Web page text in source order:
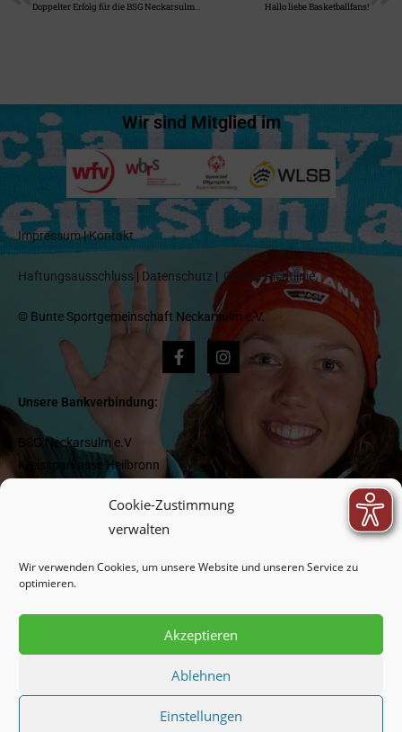
Cookie-Zustimmung
verwalten
Wir verwenden Cookies, um unsere Website und unseren Service zu
optimieren.
Akzeptieren
Ablehnen
Einstellungen
Doppelter Erfolg für die BSG Neckarsulm: Trainer absolvieren Basislehrgang! Hallo liebe Basketballfans!
Wir sind Mitglied im
Impressum|Kontakt
Haftungsausschluss | Datenschutz | Cookie-Richtlinie
© Bunte Sportgemeinschaft Neckarsulm e.V.
Unsere Bankverbindung:
BSG Neckarsulm e.V
Kreissparkasse Heilbronn
BIC HEISDE66XXX
Newsletter:
Indem Sie fortfahren, akzeptieren Sie unsere
Datenschutzerklärung.